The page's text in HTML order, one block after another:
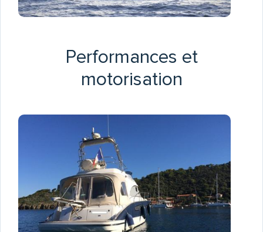
Performances et
motorisation